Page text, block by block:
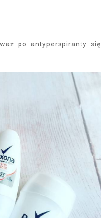
po antyperspiranty